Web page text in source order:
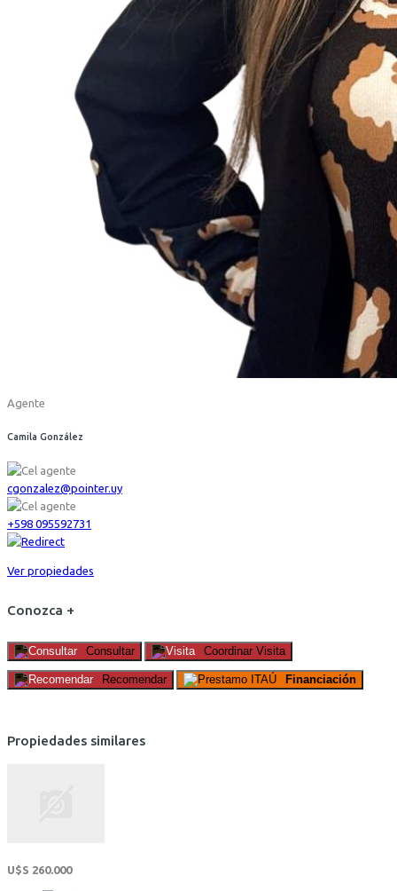
Agente
Camila González
cgonzalez@pointer.uy
+598 095592731
Ver propiedades
Conozca +
Consultar Coordinar Visita
Recomendar Financiación
Propiedades similares
U$S 260.000